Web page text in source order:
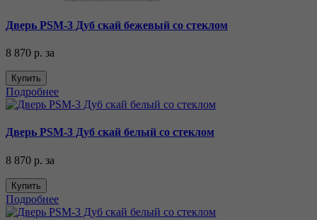
Дверь PSM-3 Дуб скай бежевый со стеклом
8 870 р. за
Купить
Подробнее
Дверь PSM-3 Дуб скай белый со стеклом
8 870 р. за
Купить
Подробнее